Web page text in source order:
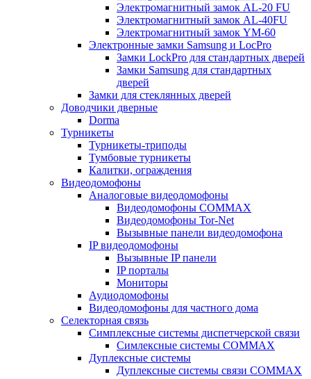
Электромагнитный замок AL-20 FU
Электромагнитный замок AL-40FU
Электромагнитный замок YM-60
Электронные замки Samsung и LocPro
Замки LockPro для стандартных дверей
Замки Samsung для стандартных
дверей
Замки для стеклянных дверей
Доводчики дверные
Dorma
Турникеты
Турникеты-триподы
Тумбовые турникеты
Калитки, ограждения
Видеодомофоны
Аналоговые видеодомофоны
Видеодомофоны COMMAX
Видеодомофоны Tor-Net
Вызывные панели видеодомофона
IP видеодомофоны
Вызывные IP панели
IP порталы
Мониторы
Аудиодомофоны
Видеодомофоны для частного дома
Селекторная связь
Симплексные системы диспетчерской связи
Симлексные системы COMMAX
Дуплексные системы
Дуплексные системы связи COMMAX